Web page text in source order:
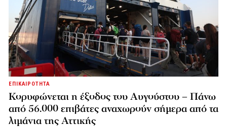
ΕΠΙΚΑΙΡΟΤΗΤΑ
Κορυφώνεται η έξοδος του Αυγούστου – Πάνω
από 56.000 επιβάτες αναχωρούν σήμερα από τα
λιμάνια της Αττικής